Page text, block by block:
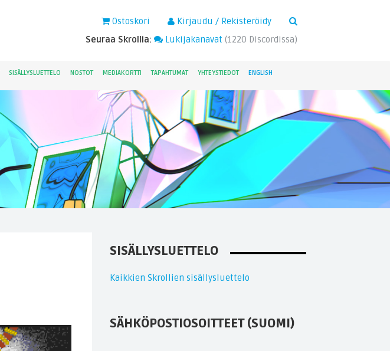
Kirjaudu / Rekisteröidy
Ostoskori
Seuraa Skrollia:
Lukijakanavat (1220 Discordissa)
SISÄLLYSLUETTELO NOSTOT MEDIAKORTTI TAPAHTUMAT YHTEYSTIEDOT ENGLISH
SISÄLLYSLUETTELO
Kaikkien Skrollien sisällysluettelo
SÄHKÖPOSTIOSOITTEET (SUOMI)